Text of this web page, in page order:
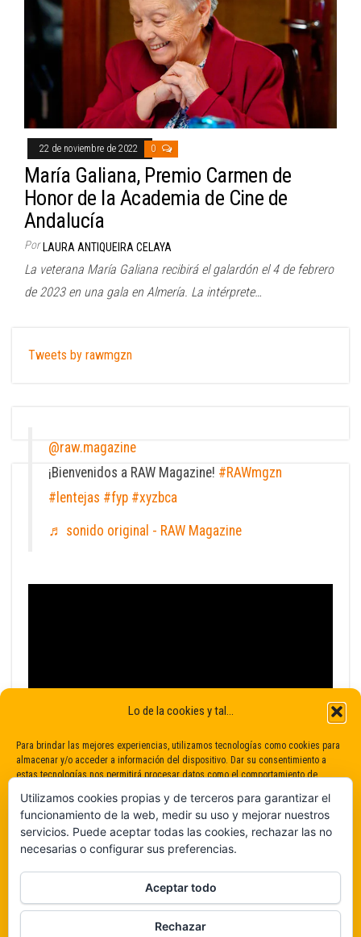
Lo de la cookies y tal...
Para brindar las mejores experiencias, utilizamos tecnologías como cookies para
almacenar y/o acceder a información del dispositivo. Dar su consentimiento a
estas tecnologías nos permitirá procesar datos como el comportamiento de
consentimiento puede afectar negativamente a determinadas características y
funciones.
De ninguna manera
22 de noviembre de 2022 0
María Galiana, Premio Carmen de
Honor de la Academia de Cine de
Andalucía
Por LAURA ANTIQUEIRA CELAYA
La veterana María Galiana recibirá el galardón el 4 de febrero
de 2023 en una gala en Almería. La intérprete…
Tweets by rawmgzn
@raw.magazine
¡Bienvenidos a RAW Magazine! #RAWmgzn
#lentejas #fyp #xyzbca
♬ sonido original - RAW Magazine
Utilizamos cookies propias y de terceros para garantizar el
funcionamiento de la web, medir su uso y mejorar nuestros
servicios. Puede aceptar todas las cookies, rechazar las no
necesarias o configurar sus preferencias.
Aceptar todo
Rechazar